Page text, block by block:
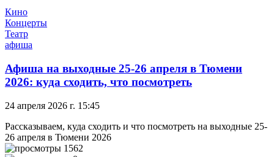
Кино
Концерты
Театр
афиша
Афиша на выходные 25-26 апреля в Тюмени
2026: куда сходить, что посмотреть
24 апреля 2026 г. 15:45
Рассказываем, куда сходить и что посмотреть на выходные 25-
26 апреля в Тюмени 2026
1562